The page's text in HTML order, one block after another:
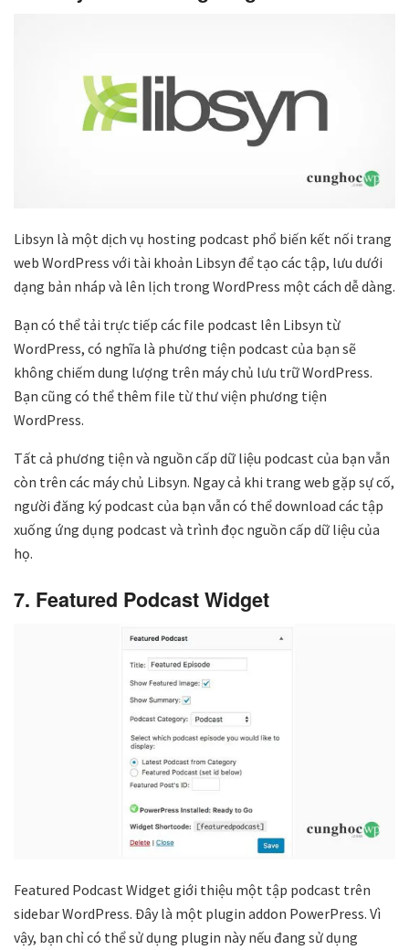
Libsyn là một dịch vụ hosting podcast phổ biến kết nối trang
web WordPress với tài khoản Libsyn để tạo các tập, lưu dưới
dạng bản nháp và lên lịch trong WordPress một cách dễ dàng.
Bạn có thể tải trực tiếp các file podcast lên Libsyn từ
WordPress, có nghĩa là phương tiện podcast của bạn sẽ
không chiếm dung lượng trên máy chủ lưu trữ WordPress.
Bạn cũng có thể thêm file từ thư viện phương tiện
WordPress.
Tất cả phương tiện và nguồn cấp dữ liệu podcast của bạn vẫn
còn trên các máy chủ Libsyn. Ngay cả khi trang web gặp sự cố,
người đăng ký podcast của bạn vẫn có thể download các tập
xuống ứng dụng podcast và trình đọc nguồn cấp dữ liệu của
họ.
7. Featured Podcast Widget
Featured Podcast Widget giới thiệu một tập podcast trên
sidebar WordPress. Đây là một plugin addon PowerPress. Vì
vậy, bạn chỉ có thể sử dụng plugin này nếu đang sử dụng